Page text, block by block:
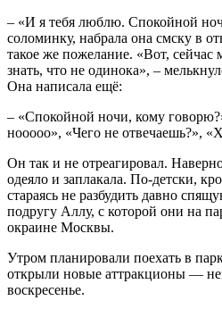
– «И я тебя люблю. Спокойной
соломинку, набрала она смску в
такое же пожелание. «Вот, сейчас
знать, что не одинока», –
Она написала ещё:
– «Спокойной ночи, кому
нооооо», «Чего не отвечаешь?»,
Он так и не отреагировал.
одеяло и заплакала. По-детски,
стараясь не разбудить давно
подругу Аллу, с которой они на
окраине Москвы.
Утром планировали поехать в
открыли новые аттракционы —
воскресенье.